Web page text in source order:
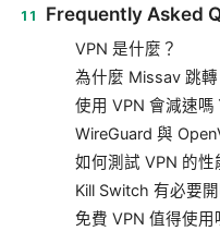
Frequently Asked
VPN 是什麼？
為什麼 Missav 跳
使用 VPN 會減速嗎
WireGuard 與
如何測試 VPN 的性
Kill Switch 有必要開
免費 VPN 值得使用